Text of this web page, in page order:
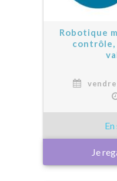
Robotique
contrôle,
Je